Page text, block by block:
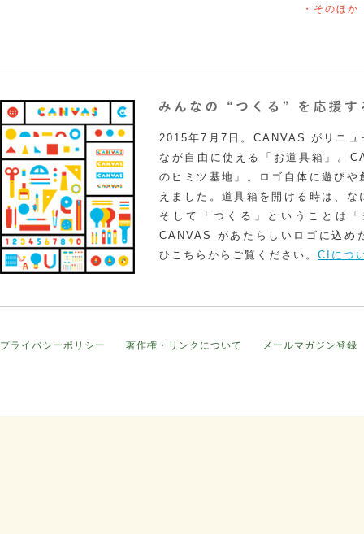
・そのほか
2015年7月7日。CANVAS がリニュ
なが自由に使える「お道具箱」。
のヒミツ基地」。ロゴ自体に遊び
えました。道具箱を開ける時は、
そして「つくる」ということは
CANVAS があたらしいロゴに込め
ひこちらからご覧ください。 CIにつ
プライバシーポリシー 著作権・リンクについて メールマガジン登録